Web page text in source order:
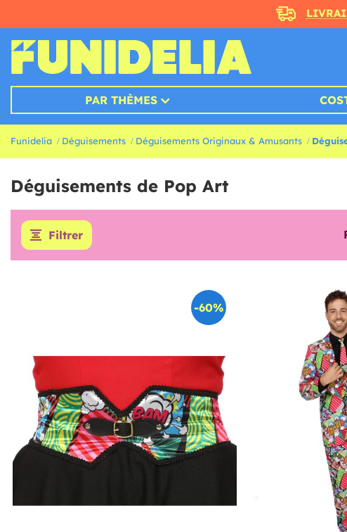
PAR THÈMES
Funidelia Déguisements Déguisements Originaux & Amusants
Déguisements de Pop Art
Filtrer
-60%